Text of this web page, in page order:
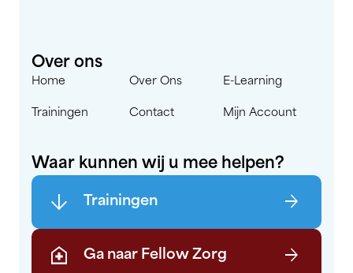
Over ons
Home
Trainingen
Over Ons
Contact
E-Learning
Mijn Account
Waar kunnen wij u mee helpen?
arrow_downward Trainingen arrow_forward
home_health Ga naar Fellow Zorg arrow_forward